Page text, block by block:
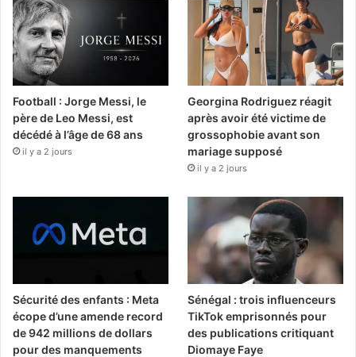
Football : Jorge Messi, le
père de Leo Messi, est
décédé à l’âge de 68 ans
il y a 2 jours
Georgina Rodriguez réagit
après avoir été victime de
grossophobie avant son
mariage supposé
il y a 2 jours
Sécurité des enfants : Meta
écope d’une amende record
de 942 millions de dollars
pour des manquements
Sénégal : trois influenceurs
TikTok emprisonnés pour
des publications critiquant
Diomaye Faye